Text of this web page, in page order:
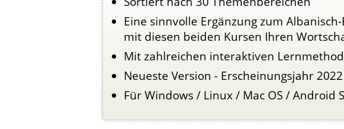
Eine sinnvolle Ergänzung zum
mit diesen beiden Kursen Ihren
Mit zahlreichen interaktiven
Neueste Version - Erscheinungsjahr 2022
Für Windows / Linux / Mac OS / Android